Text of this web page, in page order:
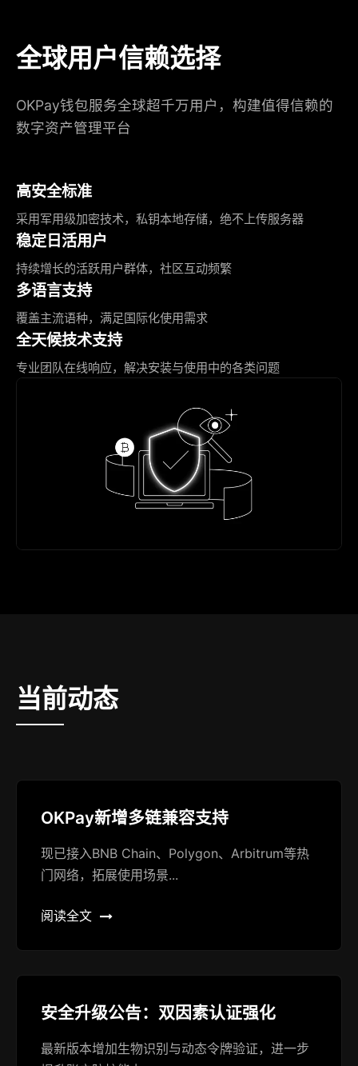
全球用户信赖选择
OKPay钱包服务全球超千万用户，构建值得信赖的
数字资产管理平台
高安全标准
采用军用级加密技术，私钥本地存储，绝不上传服务器
稳定日活用户
持续增长的活跃用户群体，社区互动频繁
多语言支持
覆盖主流语种，满足国际化使用需求
全天候技术支持
专业团队在线响应，解决安装与使用中的各类问题
当前动态
OKPay新增多链兼容支持
现已接入BNB Chain、Polygon、Arbitrum等热
门网络，拓展使用场景...
阅读全文
安全升级公告：双因素认证强化
最新版本增加生物识别与动态令牌验证，进一步